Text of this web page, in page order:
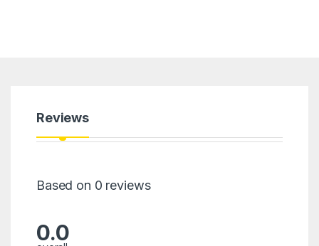
Reviews
Based on 0 reviews
0.0